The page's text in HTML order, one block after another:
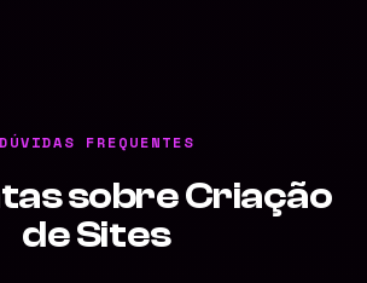
DÚVIDAS FREQUENTES
sobre Criação
de Sites